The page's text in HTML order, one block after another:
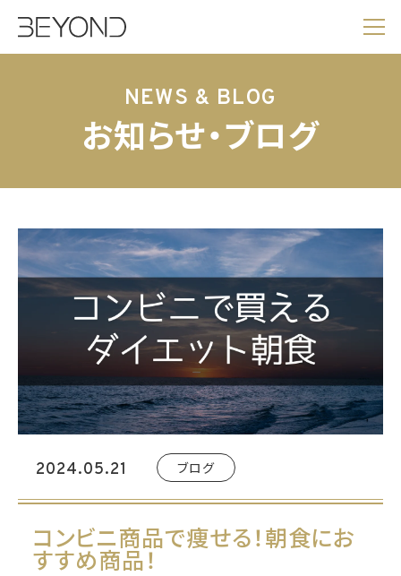
お知らせ・ブログ
NEWS & BLOG
2024.05.21 ブログ
コンビニ商品で痩せる！朝食にお
すすめ商品！